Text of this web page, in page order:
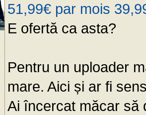
51,99€ par mois
E ofertă ca asta?
Pentru un uploader
mare. Aici și ar fi
Ai încercat măcar să